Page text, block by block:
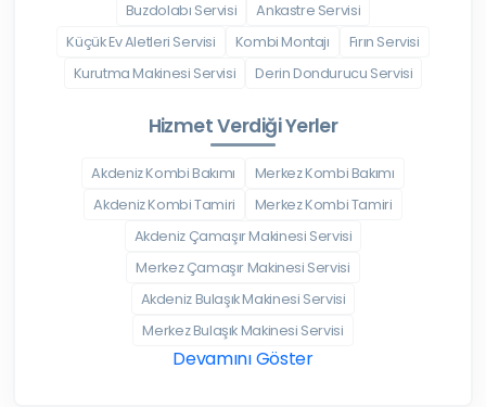
Buzdolabı Servisi
Ankastre Servisi
Küçük Ev Aletleri Servisi
Kombi Montajı
Fırın Servisi
Kurutma Makinesi Servisi
Derin Dondurucu Servisi
Hizmet Verdiği Yerler
Akdeniz Kombi Bakımı
Merkez Kombi Bakımı
Akdeniz Kombi Tamiri
Merkez Kombi Tamiri
Akdeniz Çamaşır Makinesi Servisi
Merkez Çamaşır Makinesi Servisi
Akdeniz Bulaşık Makinesi Servisi
Merkez Bulaşık Makinesi Servisi
Devamını Göster